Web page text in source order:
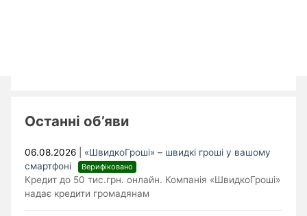
Останні об’яви
06.08.2026
«ШвидкоГроші» – швидкі гроші у вашому
смартфоні
Верифіковано
Кредит до 50 тис.грн. онлайн. Компанія «ШвидкоГроші»
надає кредити громадянам